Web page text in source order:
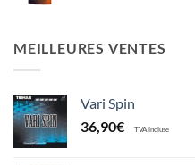
MEILLEURES VENTES
Vari Spin
36,90€ TVA incluse